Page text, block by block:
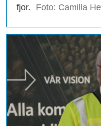
fjor.
Foto: Camilla